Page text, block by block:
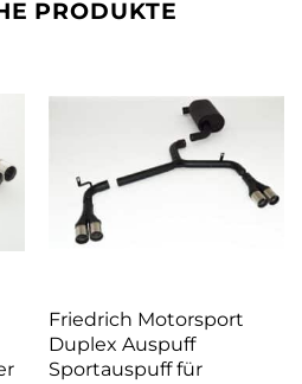
PRODUKTE
Friedrich Motorsport
Duplex Auspuff
Sportauspuff für